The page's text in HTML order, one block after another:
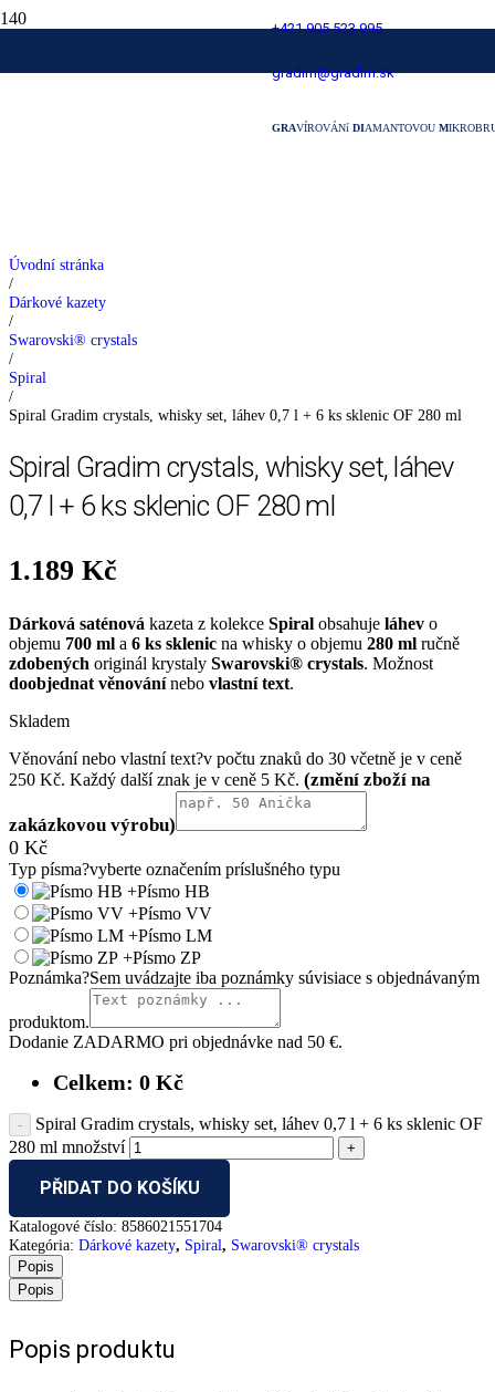
+421 905 523 995
gradim@gradim.sk
GRAVÍROVÁNí DIAMANTOVOU M
0,7 l + 6 ks sklenic OF 280 ml
Úvodní stránka
/
Dárkové kazety
/
Swarovski® crystals
/
Spiral
/
Spiral Gradim crystals, whisky set, láhev 0,7 l + 6 ks sklenic OF 280 ml
Spiral Gradim crystals, whisky set, láhev
0,7 l + 6 ks sklenic OF 280 ml
1.189 Kč
Dárková saténová kazeta z kolekce Spiral obsahuje láhev o
objemu 700 ml a 6 ks sklenic na whisky o objemu 280 ml ručně
zdobených originál krystaly Swarovski® crystals. Možnost
doobjednat věnovánínebo vlastní text.
Skladem
Věnování nebo vlastní text?v počtu znaků do 30 včetně je v ceně
250 Kč. Každý další znak je v ceně 5 Kč.
0 Kč
Typ písma?vyberte označením príslušného typu
+Písmo HB
+Písmo VV
+Písmo LM
+Písmo ZP
Poznámka?Sem uvádzajte iba poznámky súvisiace s objednávaným
produktom.
Dodanie ZADARMO pri objednávke nad 50 €.
Celkem: 0 Kč
Spiral Gradim crystals, whisky set, láhev 0,7 l + 6 ks sklenic OF
280 ml množství
PŘIDAT DO KOŠÍKU
Katalogové číslo: 8586021551704
Kategória: Dárkové kazety, Spiral, Swarovski® crystals
Popis
Popis
Popis produktu